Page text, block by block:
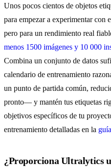
Unos pocos cientos de objetos
para empezar a experimentar con
pero para un rendimiento real
menos 1500 imágenes y 10 000
Combina un conjunto de datos
calendario de entrenamiento
un punto de partida común,
pronto— y mantén tus etiquetas
objetivos específicos de tu
entrenamiento detalladas en la
¿Proporciona Ultralytics